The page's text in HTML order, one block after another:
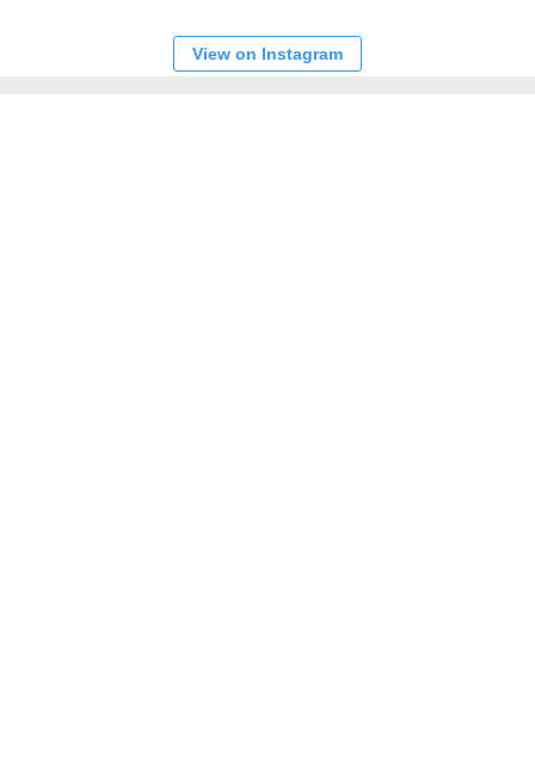
View on Instagram